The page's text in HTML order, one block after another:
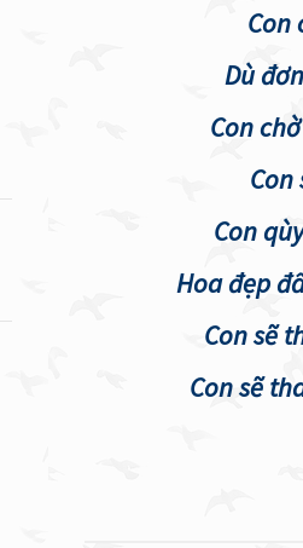
Con
Dù
Con
Con
Hoa đẹp
Con sẽ
Con sẽ